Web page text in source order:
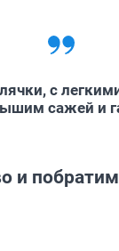
с
сажей и
и